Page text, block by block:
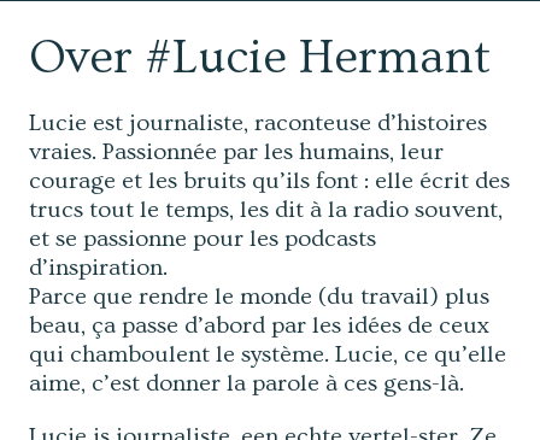
Over #Lucie Hermant
Lucie est journaliste, raconteuse d’histoires
vraies. Passionnée par les humains, leur
courage et les bruits qu’ils font : elle écrit des
trucs tout le temps, les dit à la radio souvent,
et se passionne pour les podcasts
d’inspiration.
Parce que rendre le monde (du travail) plus
beau, ça passe d’abord par les idées de ceux
qui chamboulent le système. Lucie, ce qu’elle
aime, c’est donner la parole à ces gens-là.